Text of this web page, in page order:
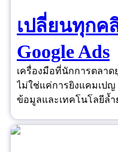
เปลี่ยนทุกค
Google Ads
เครื่องมือที่นักการตลาด
ไม่ใช่แค่การยิงแคมเปญ
ข้อมูลและเทคโนโลยีล้
ดวงอีกต่อไป